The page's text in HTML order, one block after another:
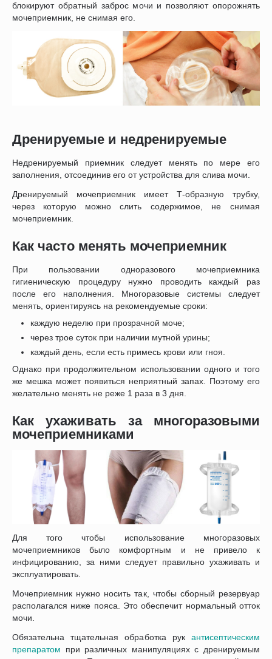
блокируют обратный заброс мочи и позволяют опорожнять
мочеприемник, не снимая его.
Дренируемые и недренируемые
Недренируемый приемник следует менять по мере его
заполнения, отсоединив его от устройства для слива мочи.
Дренируемый мочеприемник имеет Т-образную трубку,
через которую можно слить содержимое, не снимая
мочеприемник.
Как часто менять мочеприемник
При пользовании одноразового мочеприемника
гигиеническую процедуру нужно проводить каждый раз
после его наполнения. Многоразовые системы следует
менять, ориентируясь на рекомендуемые сроки:
каждую неделю при прозрачной моче;
через трое суток при наличии мутной урины;
каждый день, если есть примесь крови или гноя.
Однако при продолжительном использовании одного и того
же мешка может появиться неприятный запах. Поэтому его
желательно менять не реже 1 раза в 3 дня.
Как ухаживать за многоразовыми
мочеприемниками
Для того чтобы использование многоразовых
мочеприемников было комфортным и не привело к
инфицированию, за ними следует правильно ухаживать и
эксплуатировать.
Мочеприемник нужно носить так, чтобы сборный резервуар
располагался ниже пояса. Это обеспечит нормальный отток
мочи.
Обязательна тщательная обработка рук антисептическим
препаратом при различных манипуляциях с дренируемым